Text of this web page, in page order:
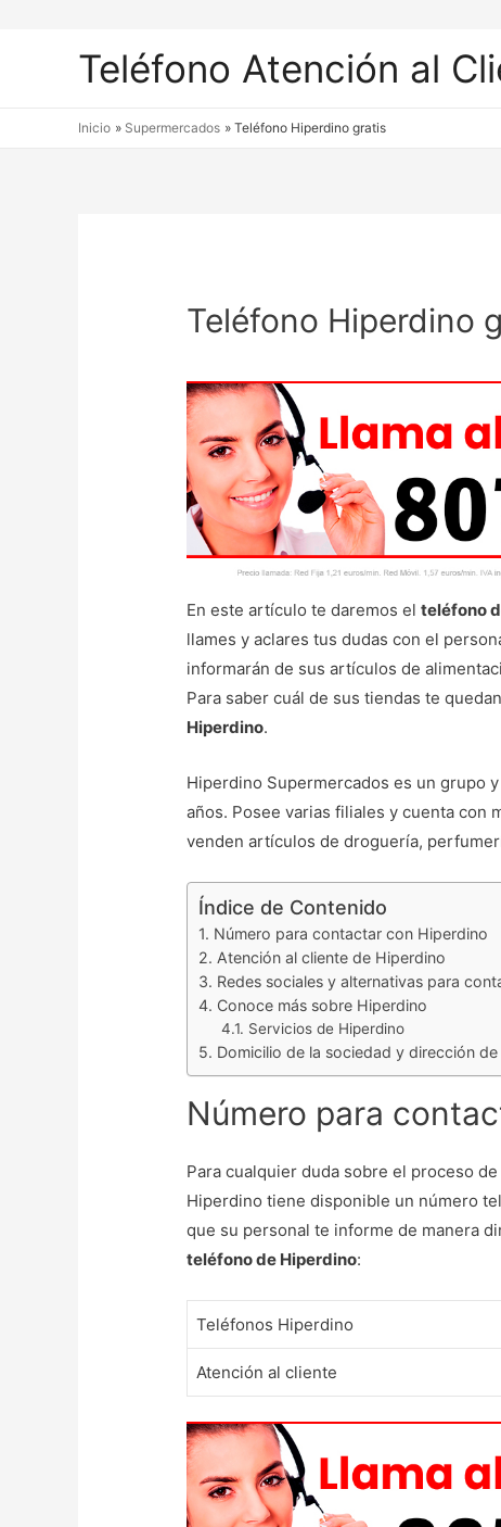
Teléfono Atención al
Inicio Supermercados Teléfono Hiperdino gratis
Teléfono Hiperdino
En este artículo te daremos elteléfono
llames y aclares tus dudas con el
informarán de sus artículos de
Para saber cuál de sus tiendas te
Hiperdino.
Hiperdino Supermercados es un grupo
años. Posee varias filiales y cuenta con
venden artículos de droguería,
Índice de Contenido
Número para contactar con Hiperdino
Atención al cliente de Hiperdino
Redes sociales y alternativas para
Conoce más sobre Hiperdino
Servicios de Hiperdino
Domicilio de la sociedad y dirección
Número para
Para cualquier duda sobre el proceso
Hiperdino tiene disponible un número
que su personal te informe de manera
teléfono de Hiperdino:
Teléfonos Hiperdino
Atención al cliente